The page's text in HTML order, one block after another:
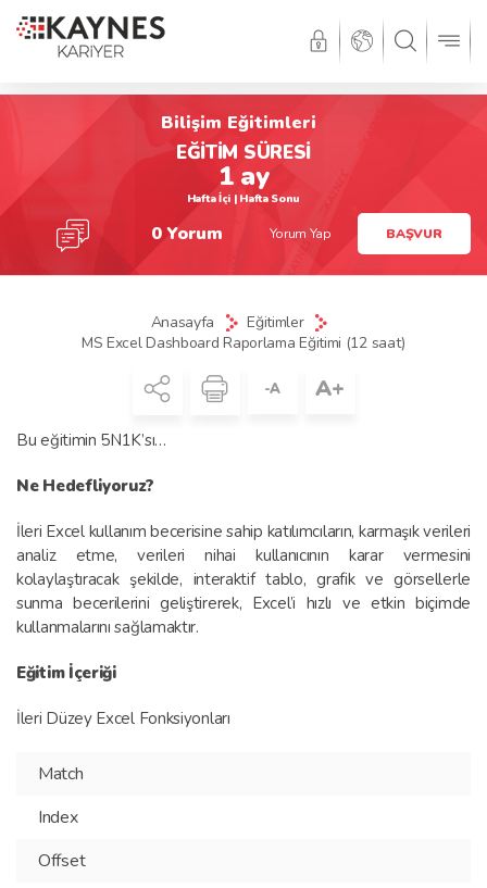
Bilişim Eğitimleri
EĞİTİM SÜRESİ
1 ay
Hafta İçi | Hafta Sonu
0 Yorum Yorum Yap BAŞVUR
Anasayfa
Eğitimler
MS Excel Dashboard Raporlama Eğitimi (12 saat)
-A A+
Bu eğitimin 5N1K’sı…
Ne Hedefliyoruz?
İleri Excel kullanım becerisine sahip katılımcıların, karmaşık verileri
analiz etme, verileri nihai kullanıcının karar vermesini
kolaylaştıracak şekilde, interaktif tablo, grafik ve görsellerle
sunma becerilerini geliştirerek, Excel’i hızlı ve etkin biçimde
kullanmalarını sağlamaktır.
Eğitim İçeriği
İleri Düzey Excel Fonksiyonları
Match
Index
Offset